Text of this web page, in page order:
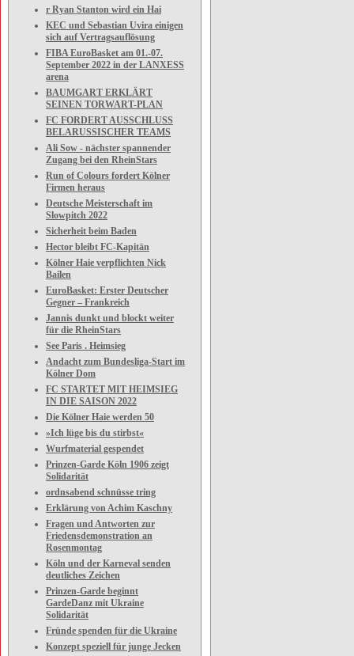
r Ryan Stanton wird ein Hai
KEC und Sebastian Uvira einigen
sich auf Vertragsauflösung
FIBA EuroBasket am 01.-07.
September 2022 in der LANXESS
arena
BAUMGART ERKLÄRT
SEINEN TORWART-PLAN
FC FORDERT AUSSCHLUSS
BELARUSSISCHER TEAMS
Ali Sow - nächster spannender
Zugang bei den RheinStars
Run of Colours fordert Kölner
Firmen heraus
Deutsche Meisterschaft im
Slowpitch 2022
Sicherheit beim Baden
Hector bleibt FC-Kapitän
Kölner Haie verpflichten Nick
Bailen
EuroBasket: Erster Deutscher
Gegner – Frankreich
Jannis dunkt und blockt weiter
für die RheinStars
See Paris . Heimsieg
Andacht zum Bundesliga-Start im
Kölner Dom
FC STARTET MIT HEIMSIEG
IN DIE SAISON 2022
Die Kölner Haie werden 50
»Ich lüge bis du stirbst«
Wurfmaterial gespendet
Prinzen-Garde Köln 1906 zeigt
Solidarität
ordnsabend schnüsse tring
Erklärung von Achim Kaschny
Fragen und Antworten zur
Friedensdemonstration an
Rosenmontag
Köln und der Karneval senden
deutliches Zeichen
Prinzen-Garde beginnt
GardeDanz mit Ukraine
Solidarität
Fründe spenden für die Ukraine
Konzept speziell für junge Jecken